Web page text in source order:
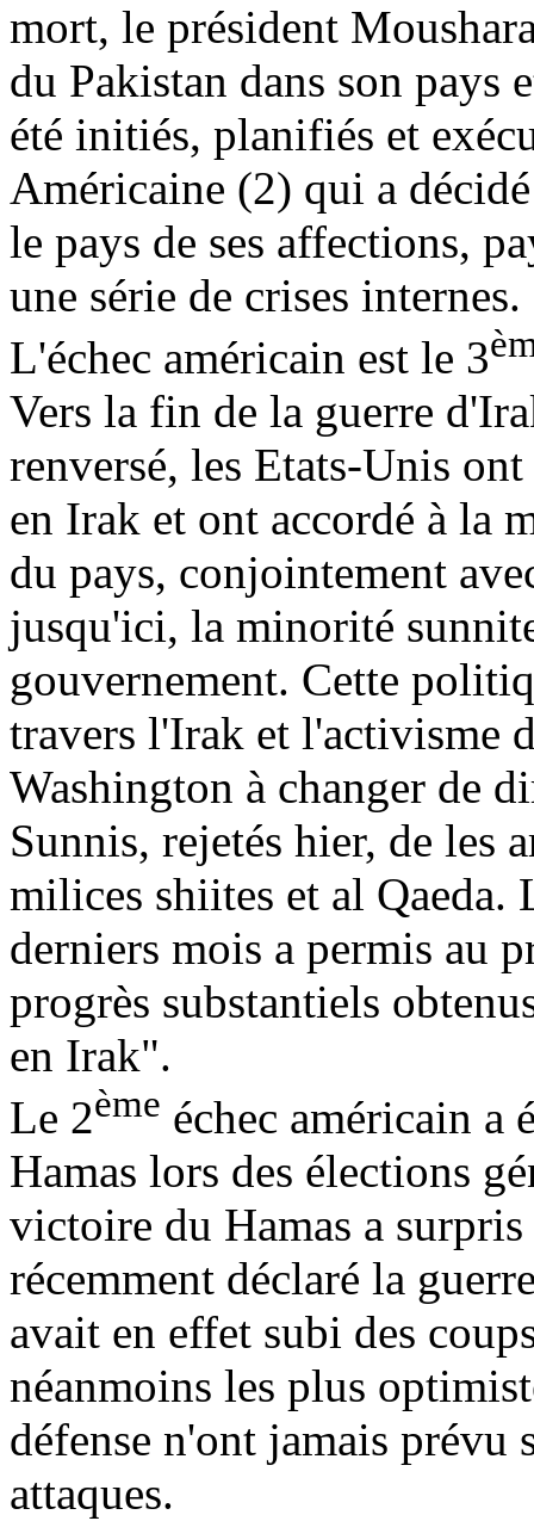
mort, le président
du Pakistan dans son pays
été initiés, planifiés et
Américaine (2) qui a
le pays de ses affections,
une série de crises internes.
L'échec américain est le 3
Vers la fin de la guerre
renversé, les Etats-Unis
en Irak et ont accordé à la
du pays, conjointement
jusqu'ici, la minorité
gouvernement. Cette
travers l'Irak et l'activisme
Washington à changer de
Sunnis, rejetés hier, de les
milices shiites et al Qaeda.
derniers mois a permis au
progrès substantiels
en Irak".
Le 2ème échec américain a
Hamas lors des élections
victoire du Hamas a
récemment déclaré la
avait en effet subi des
néanmoins les plus
défense n'ont jamais
attaques.